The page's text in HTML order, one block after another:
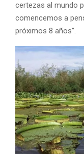
certezas al mundo
comencemos a
próximos 8 años”.